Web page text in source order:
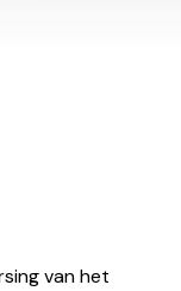
van het